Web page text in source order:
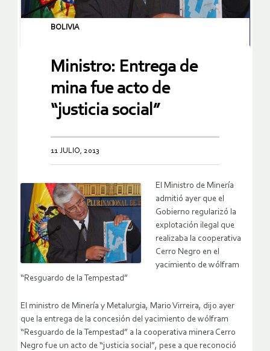
BOLIVIA
Ministro: Entrega de
mina fue acto de
“justicia social”
11 JULIO, 2013
El Ministro de Minería
admitió ayer que el
Gobierno regularizó la
explotación ilegal que
realizaba la cooperativa
Cerro Negro en el
yacimiento de wólfram
“Resguardo de la Tempestad”
El ministro de Minería y Metalurgia, Mario Virreira, dijo ayer
que la entrega de la concesión del yacimiento de wólfram
“Resguardo de la Tempestad” a la cooperativa minera Cerro
Negro fue un acto de “justicia social”, pese a que reconoció